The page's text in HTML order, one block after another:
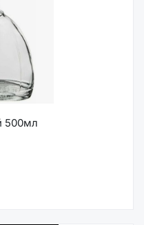
500мл